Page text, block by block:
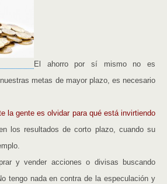
El ahorro por sí mismo no es
metas de mayor plazo, es necesario
la gente es olvidar para qué está invirtiendo
los resultados de corto plazo, cuando su
y vender acciones o divisas buscando
tengo nada en contra de la especulación y